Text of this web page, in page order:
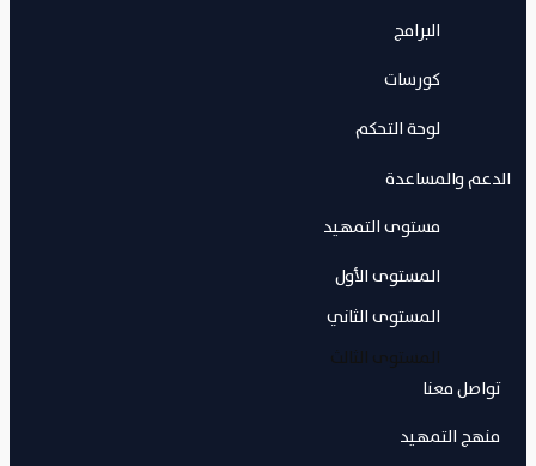
البرامج
كورسات
لوحة التحكم
الدعم والمساعدة
مستوى التمهيد
المستوى الأول
المستوى الثاني
المستوى الثالث
تواصل معنا
منهج التمهيد